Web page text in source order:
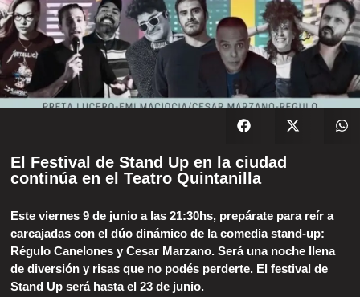
El Festival de Stand Up en la ciudad
continúa en el Teatro Quintanilla
Este viernes 9 de junio a las 21:30hs, prepárate para reír a
carcajadas con el dúo dinámico de la comedia stand-up:
Régulo Canelones y Cesar Marzano. Será una noche llena
de diversión y risas que no podés perderte. El festival de
Stand Up será hasta el 23 de junio.